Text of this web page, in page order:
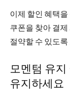
이제 할인 혜택
쿠폰을 찾아 결
절약할 수 있도록
모멘텀 유
유지하세요